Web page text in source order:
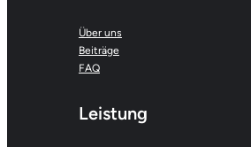
Über uns
Beiträge
FAQ
Leistung